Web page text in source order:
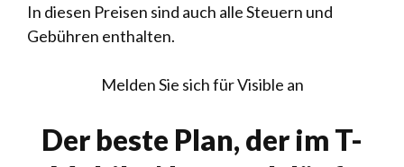
In diesen Preisen sind auch alle Steuern und
Gebühren enthalten.
Melden Sie sich für Visible an
Der beste Plan, der im T-